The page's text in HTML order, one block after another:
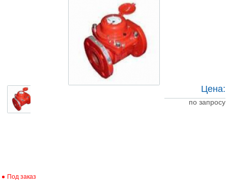
Под заказ
Цена:
по запросу